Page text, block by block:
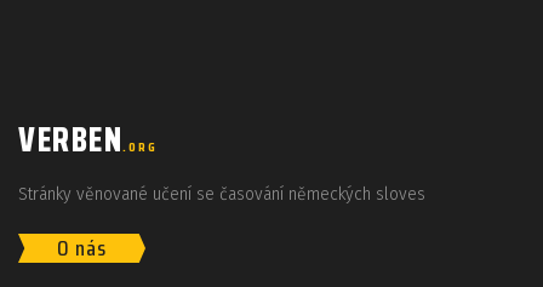
VERBEN.ORG
Stránky věnované učení se časování německých sloves
O nás